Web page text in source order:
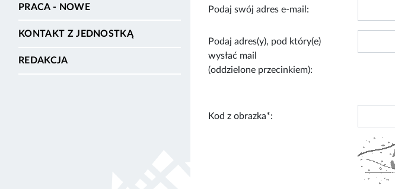
PRACA - NOWE
KONTAKT Z JEDNOSTKĄ
REDAKCJA
Podaj swój adres e-mail:
Podaj adres(y), pod który(e)
wysłać mail
(oddzielone przecinkiem):
Kod z obrazka*: